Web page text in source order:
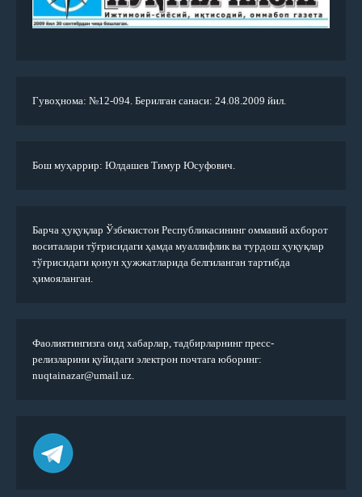
Гувоҳнома: №12-094. Берилган санаси: 24.08.2009 йил.
Бош муҳаррир: Юлдашев Тимур Юсуфович.
Барча ҳуқуқлар Ўзбекистон Республикасининг оммавий ахборот
воситалари тўғрисидаги ҳамда муаллифлик ва турдош ҳуқуқлар
тўғрисидаги қонун ҳужжатларида белгиланган тартибда
ҳимояланган.
Фаолиятингизга оид хабарлар, тадбирларнинг пресс-
релизларини қуйидаги электрон почтага юборинг:
nuqtainazar@umail.uz.